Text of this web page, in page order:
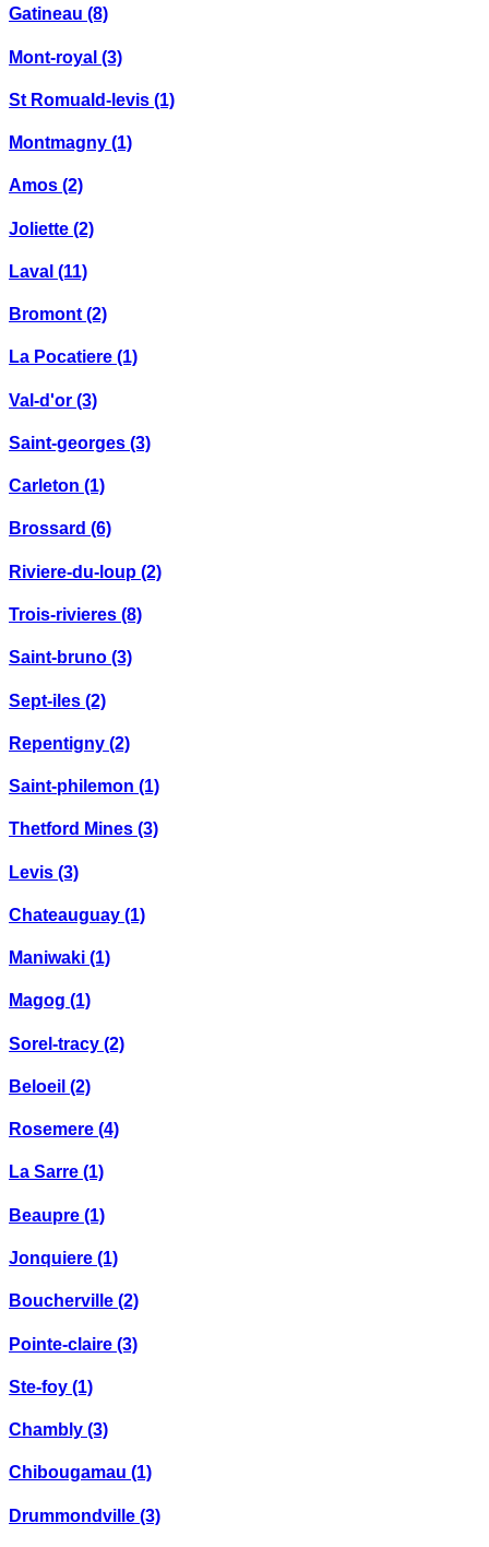
Gatineau (8)
Mont-royal (3)
St Romuald-levis (1)
Montmagny (1)
Amos (2)
Joliette (2)
Laval (11)
Bromont (2)
La Pocatiere (1)
Val-d'or (3)
Saint-georges (3)
Carleton (1)
Brossard (6)
Riviere-du-loup (2)
Trois-rivieres (8)
Saint-bruno (3)
Sept-iles (2)
Repentigny (2)
Saint-philemon (1)
Thetford Mines (3)
Levis (3)
Chateauguay (1)
Maniwaki (1)
Magog (1)
Sorel-tracy (2)
Beloeil (2)
Rosemere (4)
La Sarre (1)
Beaupre (1)
Jonquiere (1)
Boucherville (2)
Pointe-claire (3)
Ste-foy (1)
Chambly (3)
Chibougamau (1)
Drummondville (3)